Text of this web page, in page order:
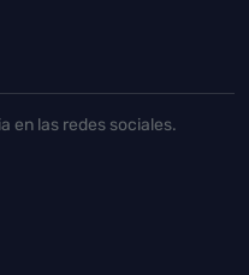
en las redes sociales.